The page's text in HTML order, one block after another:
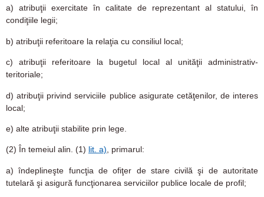
a) atribuţii exercitate în calitate de reprezentant al statului, în
condiţiile legii;
b) atribuţii referitoare la relaţia cu consiliul local;
c) atribuţii referitoare la bugetul local al unităţii administrativ-
teritoriale;
d) atribuţii privind serviciile publice asigurate cetăţenilor, de interes
local;
e) alte atribuţii stabilite prin lege.
(2) În temeiul alin. (1) lit. a), primarul:
a) îndeplineşte funcţia de ofiţer de stare civilă şi de autoritate
tutelară şi asigură funcţionarea serviciilor publice locale de profil;